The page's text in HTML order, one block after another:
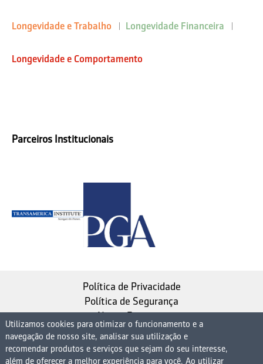
Longevidade e Trabalho Longevidade Financeira
Longevidade e Comportamento
Parceiros Institucionais
Política de Privacidade
Política de Segurança
Nosso Estatuto
Instituto de Longevidade MAG, uma empresa do
Grupo MAG
Utilizamos cookies para otimizar o funcionamento e a
navegação de nosso site, analisar sua utilização e
recomendar produtos e serviços que sejam do seu interesse,
além de oferecer a melhor experiência para você. Ao utilizar